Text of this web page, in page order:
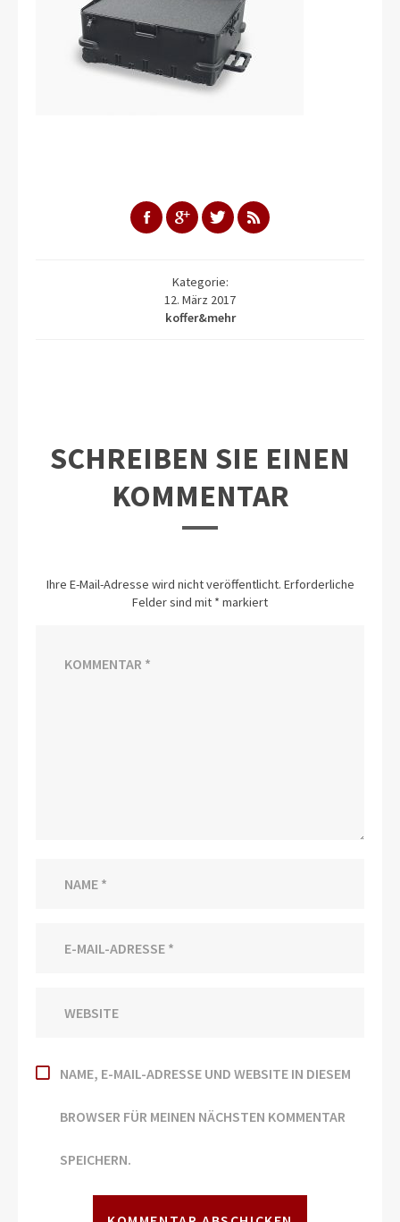
Kategorie:
12. März 2017
koffer&mehr
SCHREIBEN SIE EINEN
KOMMENTAR
Ihre E-Mail-Adresse wird nicht veröffentlicht. Erforderliche
Felder sind mit * markiert
NAME, E-MAIL-ADRESSE UND WEBSITE IN DIESEM
BROWSER FÜR MEINEN NÄCHSTEN KOMMENTAR
SPEICHERN.